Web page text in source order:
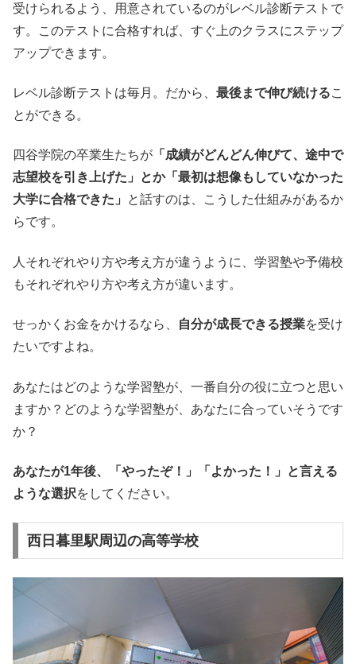
受けられるよう、用意されているのがレベル診断テストで
す。このテストに合格すれば、すぐ上のクラスにステップ
アップできます。
レベル診断テストは毎月。だから、 最後まで伸び続けるこ
とができる。
四谷学院の卒業生たちが 「成績がどんどん伸びて、途中で
志望校を引き上げた」とか「最初は想像もしていなかった
大学に合格できた」
と話すのは、こうした仕組みがあるか
らです。
人それぞれやり方や考え方が違うように、学習塾や予備校
もそれぞれやり方や考え方が違います。
せっかくお金をかけるなら、 自分が成長できる授業を受け
たいですよね。
あなたはどのような学習塾が、一番自分の役に立つと思い
ますか？どのような学習塾が、あなたに合っていそうです
か？
あなたが1年後、「やったぞ！」「よかった！」と言える
ような選択をしてください。
西日暮里駅周辺の高等学校